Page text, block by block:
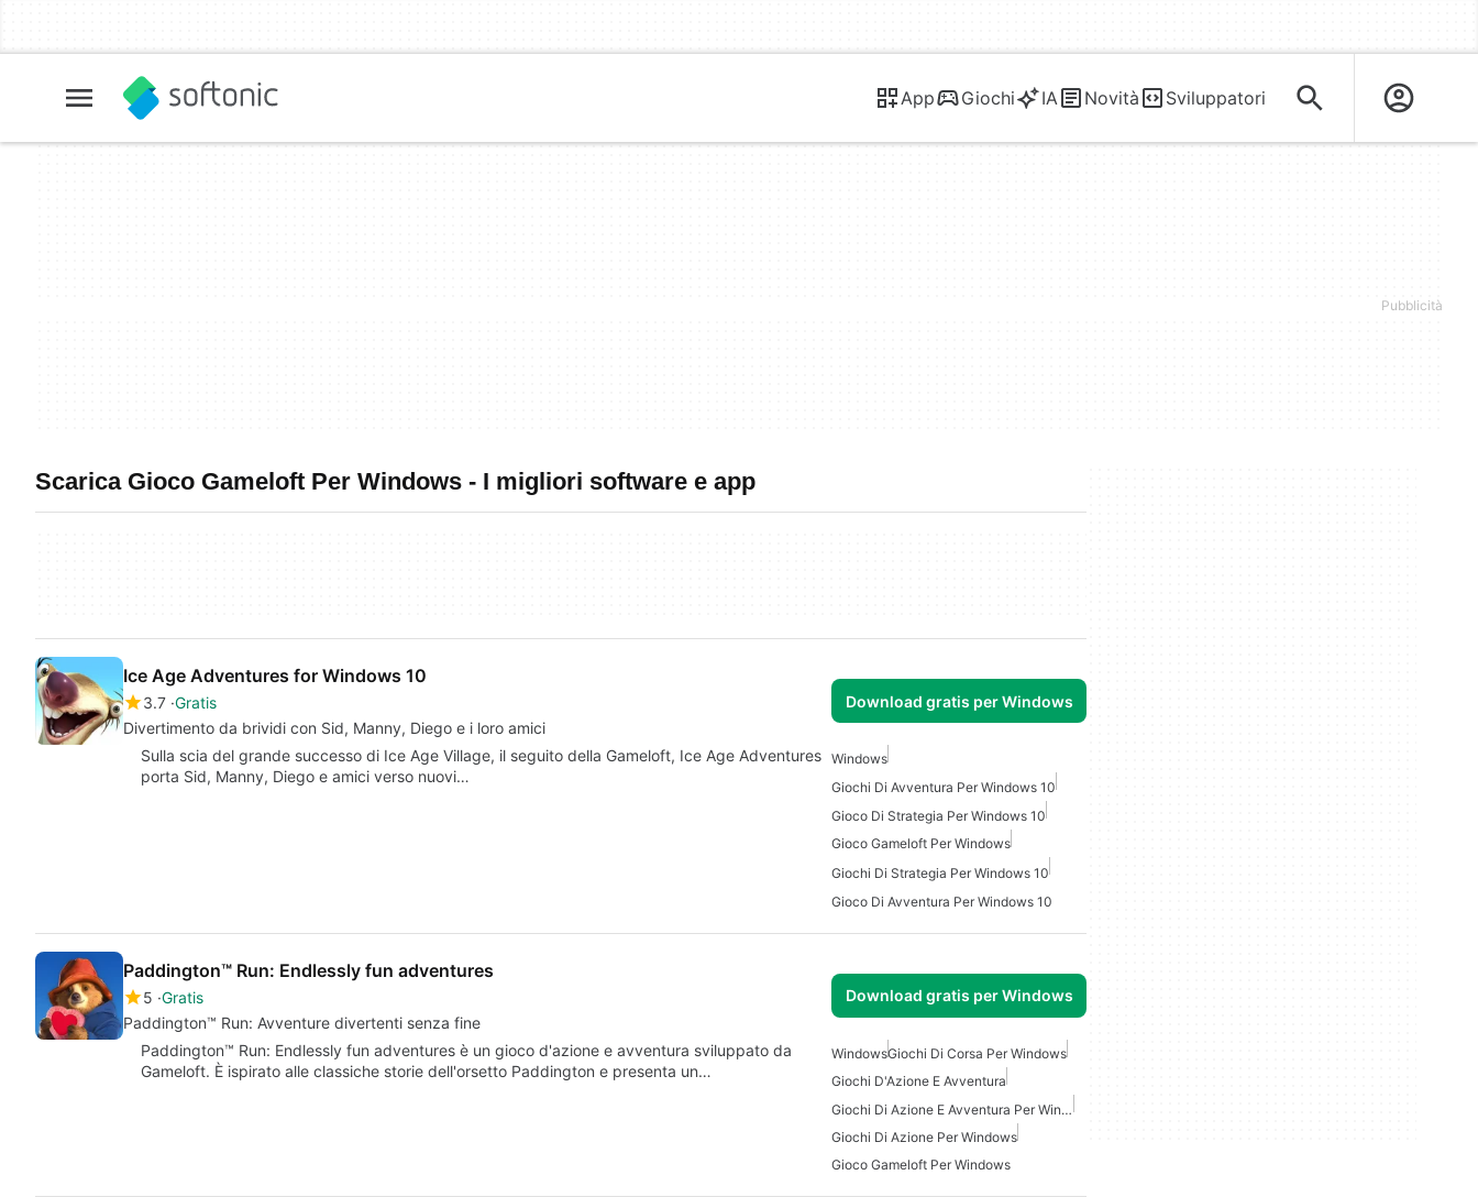
App Giochi IA Novità Sviluppatori
Scarica Gioco Gameloft Per Windows - I migliori software e app
Ice Age Adventures for Windows 10
3.7 Gratis
Divertimento da brividi con Sid, Manny, Diego e i loro amici
Download gratis per Windows
Sulla scia del grande successo di Ice Age Village, il seguito della Gameloft, Ice Age Adventures
porta Sid, Manny, Diego e amici verso nuovi…
Windows
Giochi Di Avventura Per Windows 10
Gioco Di Strategia Per Windows 10
Gioco Gameloft Per Windows
Giochi Di Strategia Per Windows 10
Gioco Di Avventura Per Windows 10
Paddington™ Run: Endlessly fun adventures
5 Gratis
Paddington™ Run: Avventure divertenti senza fine
Download gratis per Windows
Paddington™ Run: Endlessly fun adventures è un gioco d'azione e avventura sviluppato da
Gameloft. È ispirato alle classiche storie dell'orsetto Paddington e presenta un…
WindowsGiochi Di Corsa Per Windows
Giochi D'Azione E Avventura
Giochi Di Azione E Avventura Per Windows Gratis
Giochi Di Azione Per Windows
Gioco Gameloft Per Windows